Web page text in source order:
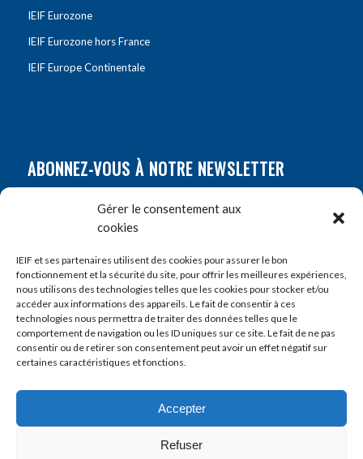
Gérer le consentement aux
cookies
IEIF et ses partenaires utilisent des cookies pour assurer le bon
fonctionnement et la sécurité du site, pour offrir les meilleures expériences,
nous utilisons des technologies telles que les cookies pour stocker et/ou
accéder aux informations des appareils. Le fait de consentir à ces
technologies nous permettra de traiter des données telles que le
comportement de navigation ou les ID uniques sur ce site. Le fait de ne pas
consentir ou de retirer son consentement peut avoir un effet négatif sur
certaines caractéristiques et fonctions.
Accepter
Refuser
IEIF Eurozone
IEIF Eurozone hors France
IEIF Europe Continentale
ABONNEZ-VOUS À NOTRE NEWSLETTER
Prénom*
E-mail*